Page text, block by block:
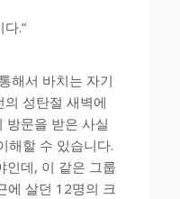
.”
해서 바치는 자기
성탄절 새벽에
방문을 받은 사실
해할 수 있습니다.
인데, 이 같은 그룹
에 살던 12명의 크